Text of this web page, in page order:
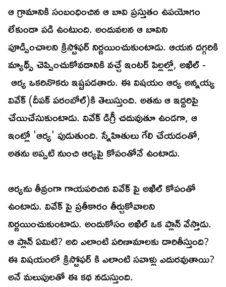
ఆ గ్రామానికి సంబంధించిన ఆ బావి ప్రస్తుతం ఉపయోగం
లేకుండా పడి ఉంటుంది. అందువలన ఆ బావిని
పూడ్పించాలని క్రిస్టోఫర్ నిర్ణయించుకుంటాడు. ఆయన దగ్గరికి
మ్యాథ్స్ చెప్పించుకోవడానికి వచ్చే ఇంటర్ పిల్లల్లో, అఖిల్ -
ఆర్య ఒకరినొకరు ఇష్టపడతారు. ఈ విషయం ఆర్య అన్నయ్య
వివేక్ (దీపక్ పరంబోల్)కి తెలుస్తుంది. అతను ఆ ఇద్దరిపై
చేయిచేసుకుంటాడు. వివేక్ డిగ్రీ చదువుతూ ఉండగా, ఆ
ఇంట్లో 'ఆర్య' పుడుతుంది. స్నేహితులు గేలి చేయడంతో,
అతను అప్పటి నుంచి ఆర్యపై కోపంతోనే ఉంటాడు.
ఆర్యను తీవ్రంగా గాయపరిచిన వివేక్ పై అఖిల్ కోపంతో
ఉంటాడు. వివేక్ పై ప్రతీకారం తీర్చుకోవాలని
నిర్ణయించుకుంటాడు. అందుకోసం అఖిల్ ఒక ప్లాన్ వేస్తాడు.
ఆ ప్లాన్ ఏమిటి? అది ఎలాంటి పరిణామాలకు దారితీస్తుంది?
ఈ విషయంలో క్రిస్టోఫర్ కి ఎలాంటి సవాళ్లు ఎదురవుతాయి?
అనే మలుపులతో ఈ కథ నడుస్తుంది.